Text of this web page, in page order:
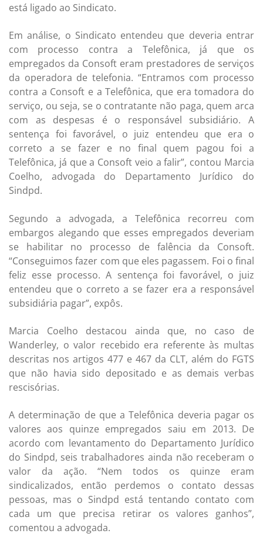
está ligado ao Sindicato.
Em análise, o Sindicato entendeu que deveria entrar
com processo contra a Telefônica, já que os
empregados da Consoft eram prestadores de serviços
da operadora de telefonia. “Entramos com processo
contra a Consoft e a Telefônica, que era tomadora do
serviço, ou seja, se o contratante não paga, quem arca
com as despesas é o responsável subsidiário. A
sentença foi favorável, o juiz entendeu que era o
correto a se fazer e no final quem pagou foi a
Telefônica, já que a Consoft veio a falir”, contou Marcia
Coelho, advogada do Departamento Jurídico do
Sindpd.
Segundo a advogada, a Telefônica recorreu com
embargos alegando que esses empregados deveriam
se habilitar no processo de falência da Consoft.
“Conseguimos fazer com que eles pagassem. Foi o final
feliz esse processo. A sentença foi favorável, o juiz
entendeu que o correto a se fazer era a responsável
subsidiária pagar”, expôs.
Marcia Coelho destacou ainda que, no caso de
Wanderley, o valor recebido era referente às multas
descritas nos artigos 477 e 467 da CLT, além do FGTS
que não havia sido depositado e as demais verbas
rescisórias.
A determinação de que a Telefônica deveria pagar os
valores aos quinze empregados saiu em 2013. De
acordo com levantamento do Departamento Jurídico
do Sindpd, seis trabalhadores ainda não receberam o
valor da ação. “Nem todos os quinze eram
sindicalizados, então perdemos o contato dessas
pessoas, mas o Sindpd está tentando contato com
cada um que precisa retirar os valores ganhos”,
comentou a advogada.